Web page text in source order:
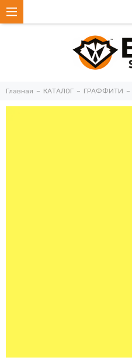
Главная КАТАЛОГ ГРАФФИТИ